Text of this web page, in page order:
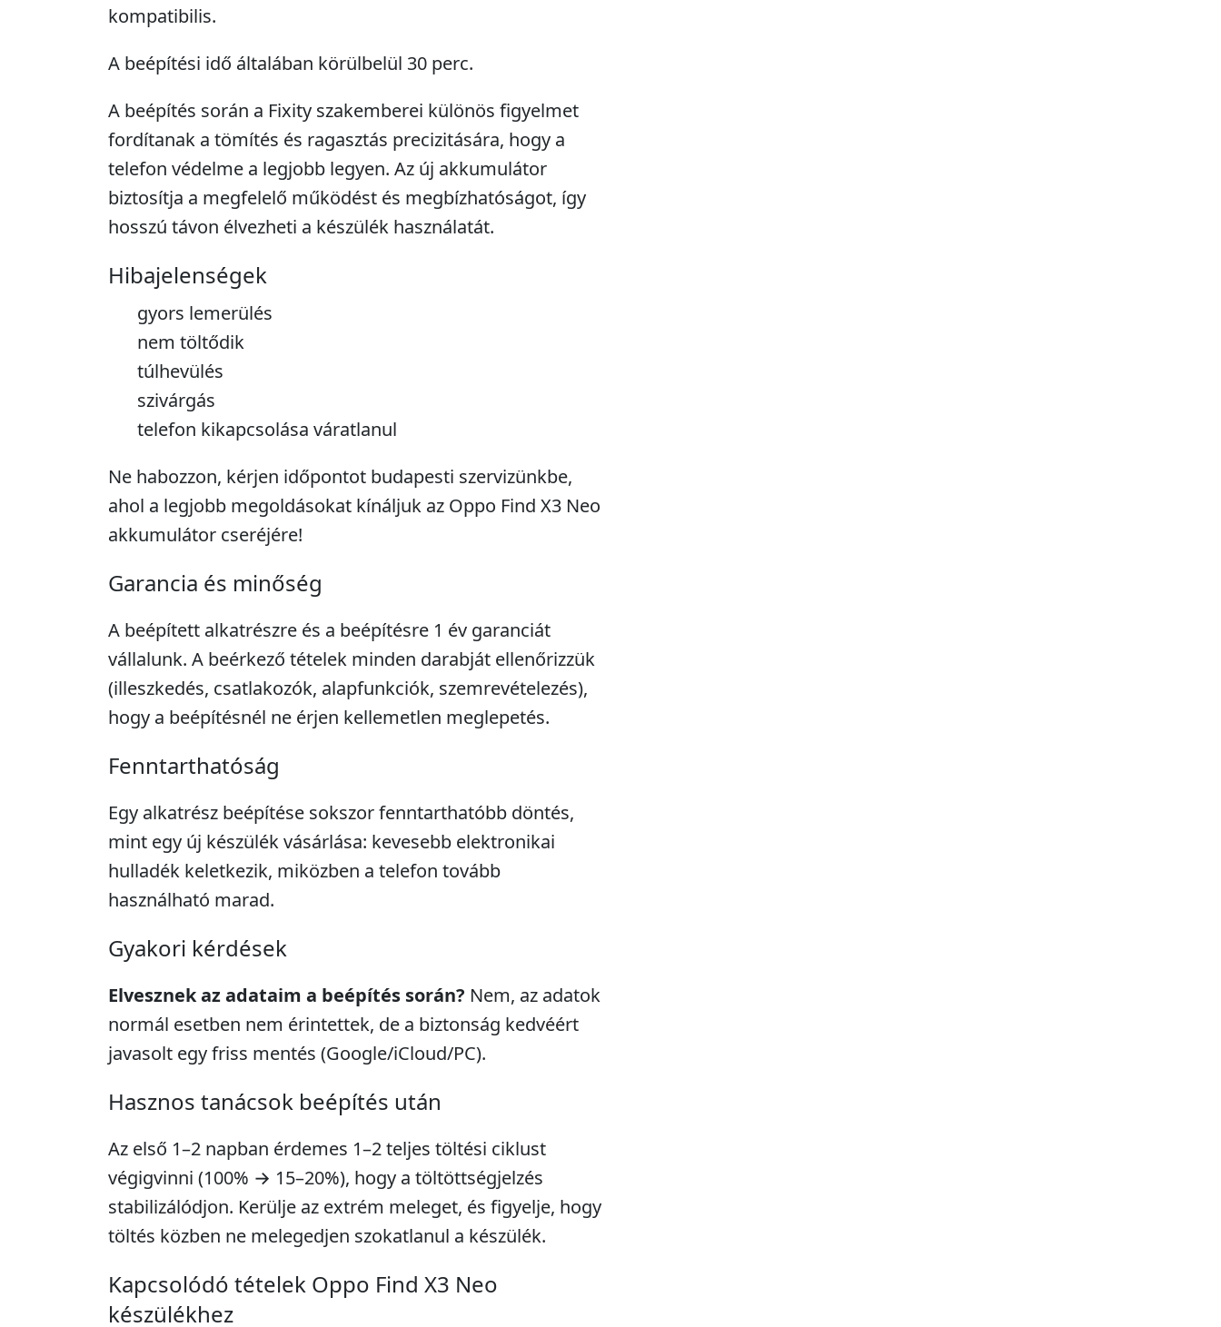
kompatibilis.
A beépítési idő általában körülbelül 30 perc.
A beépítés során a Fixity szakemberei különös figyelmet
fordítanak a tömítés és ragasztás precizitására, hogy a
telefon védelme a legjobb legyen. Az új akkumulátor
biztosítja a megfelelő működést és megbízhatóságot, így
hosszú távon élvezheti a készülék használatát.
Hibajelenségek
gyors lemerülés
nem töltődik
túlhevülés
szivárgás
telefon kikapcsolása váratlanul
Ne habozzon, kérjen időpontot budapesti szervizünkbe,
ahol a legjobb megoldásokat kínáljuk az Oppo Find X3 Neo
akkumulátor cseréjére!
Garancia és minőség
A beépített alkatrészre és a beépítésre 1 év garanciát
vállalunk. A beérkező tételek minden darabját ellenőrizzük
(illeszkedés, csatlakozók, alapfunkciók, szemrevételezés),
hogy a beépítésnél ne érjen kellemetlen meglepetés.
Fenntarthatóság
Egy alkatrész beépítése sokszor fenntarthatóbb döntés,
mint egy új készülék vásárlása: kevesebb elektronikai
hulladék keletkezik, miközben a telefon tovább
használható marad.
Gyakori kérdések
Elvesznek az adataim a beépítés során? Nem, az adatok
normál esetben nem érintettek, de a biztonság kedvéért
javasolt egy friss mentés (Google/iCloud/PC).
Hasznos tanácsok beépítés után
Az első 1–2 napban érdemes 1–2 teljes töltési ciklust
végigvinni (100% → 15–20%), hogy a töltöttségjelzés
stabilizálódjon. Kerülje az extrém meleget, és figyelje, hogy
töltés közben ne melegedjen szokatlanul a készülék.
Kapcsolódó tételek Oppo Find X3 Neo
készülékhez